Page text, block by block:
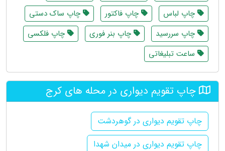
چاپ لباس
چاپ فاکتور
چاپ ساک دستی
چاپ سررسید
چاپ بنر فوری
چاپ فلکسی
ساعت تبلیغاتی
چاپ تقویم دیواری در محله های کرج
چاپ تقویم دیواری در گوهردشت
چاپ تقویم دیواری در میدان شهدا